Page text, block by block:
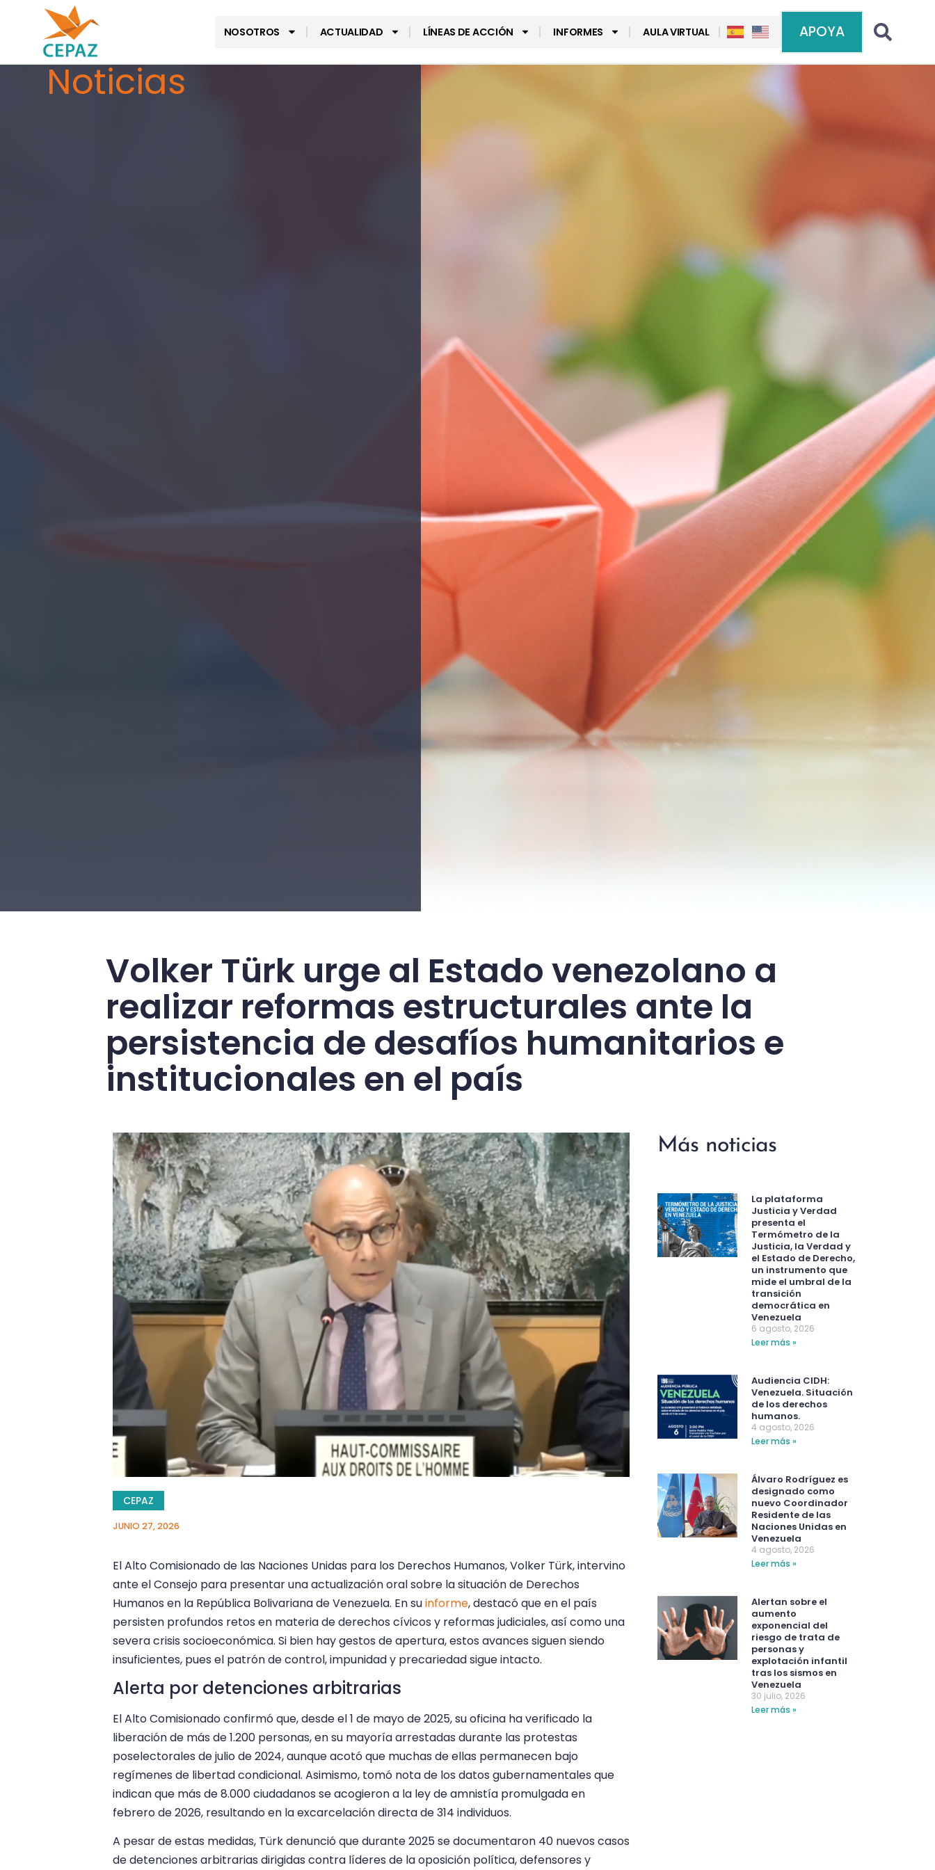
NOSOTROS ACTUALIDAD LÍNEAS DE ACCIÓN INFORMES AULA VIRTUAL APOYA
Noticias
Volker Türk urge al Estado venezolano a
realizar reformas estructurales ante la
persistencia de desafíos humanitarios e
institucionales en el país
CEPAZ
JUNIO 27, 2026
El Alto Comisionado de las Naciones Unidas para los Derechos Humanos, Volker Türk, intervino
ante el Consejo para presentar una actualización oral sobre la situación de Derechos
Humanos en la República Bolivariana de Venezuela. En suinforme, destacó que en el país
persisten profundos retos en materia de derechos cívicos y reformas judiciales, así como una
severa crisis socioeconómica. Si bien hay gestos de apertura, estos avances siguen siendo
insuficientes, pues el patrón de control, impunidad y precariedad sigue intacto.
Alerta por detenciones arbitrarias
El Alto Comisionado confirmó que, desde el 1 de mayo de 2025, su oficina ha verificado la
liberación de más de 1.200 personas, en su mayoría arrestadas durante las protestas
poselectorales de julio de 2024, aunque acotó que muchas de ellas permanecen bajo
regímenes de libertad condicional. Asimismo, tomó nota de los datos gubernamentales que
indican que más de 8.000 ciudadanos se acogieron a la ley de amnistía promulgada en
febrero de 2026, resultando en la excarcelación directa de 314 individuos.
A pesar de estas medidas, Türk denunció que durante 2025 se documentaron 40 nuevos casos
de detenciones arbitrarias dirigidas contra líderes de la oposición política, defensores y
Más noticias
La plataforma
Justicia y Verdad
presenta el
Termómetro de la
Justicia, la Verdad y
el Estado de Derecho,
un instrumento que
mide el umbral de la
transición
democrática en
Venezuela
6 agosto, 2026
Leer más »
Audiencia CIDH:
Venezuela. Situación
de los derechos
humanos.
4 agosto, 2026
Leer más »
Álvaro Rodríguez es
designado como
nuevo Coordinador
Residente de las
Naciones Unidas en
Venezuela
4 agosto, 2026
Leer más »
Alertan sobre el
aumento
exponencial del
riesgo de trata de
personas y
explotación infantil
tras los sismos en
Venezuela
30 julio, 2026
Leer más »